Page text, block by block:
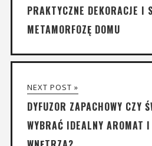
PRAKTYCZNE DEKORACJE I
METAMORFOZĘ DOMU
NEXT POST »
DYFUZOR ZAPACHOWY CZY
WYBRAĆ IDEALNY AROMAT I